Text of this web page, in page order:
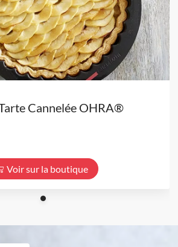
Cannelée OHRA®
Voir sur la boutique